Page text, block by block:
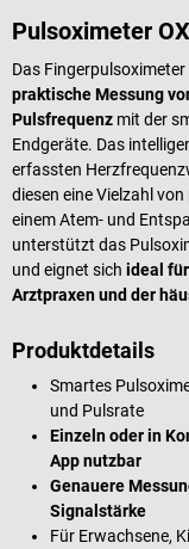
Pulsoximeter
Das
praktische Messung
Pulsfrequenz mit der
Endgeräte. Das
erfassten
diesen eine Vielzahl
einem Atem- und
unterstützt das
und eignet sich ideal
Arztpraxen und der
Produktdetails
Smartes
und Pulsrate
Einzeln oder in
App nutzbar
Genauere
Signalstärke
Für Erwachsene,